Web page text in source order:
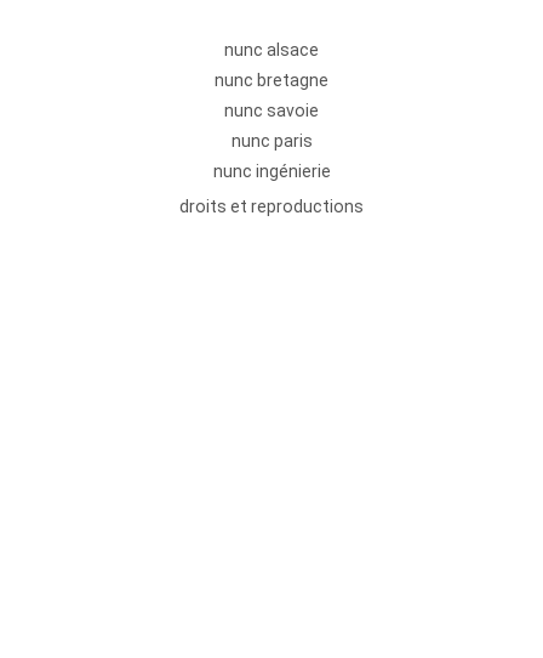
nunc alsace
nunc bretagne
nunc savoie
nunc paris
nunc ingénierie
droits et reproductions